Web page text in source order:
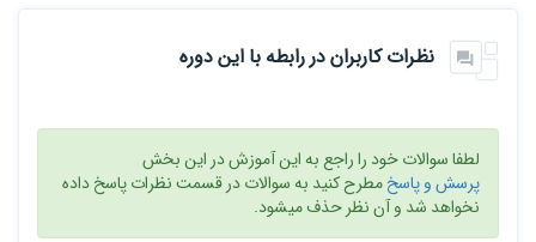
نظرات کاربران در رابطه با این دوره
لطفا سوالات خود را راجع به این آموزش در این بخش
پرسش و پاسخمطرح کنید به سوالات در قسمت نظرات پاسخ داده
نخواهد شد و آن نظر حذف میشود.